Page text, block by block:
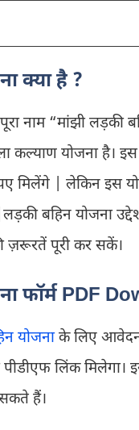
क्या है ?
नाम “मांझी लड़की
कल्याण योजना है।
मिलेंगे | लेकिन इस
बहिन योजना
ज़रूरतें पूरी कर सकें।
फॉर्म PDF
योजनाके लिए आवेदन
लिंक
हैं।